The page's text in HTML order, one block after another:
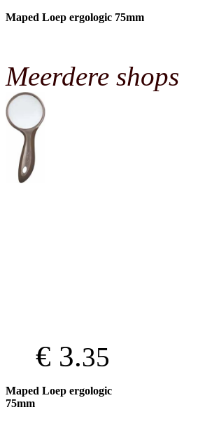
Maped Loep ergologic 75mm
Meerdere shops
€ 3.35
Maped Loep ergologic
75mm